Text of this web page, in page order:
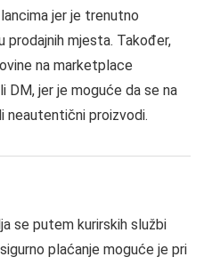
jer je trenutno
prodajnih mjesta. Također,
na marketplace
jer je moguće da se na
neautentični proizvodi.
se putem kurirskih službi
plaćanje moguće je pri